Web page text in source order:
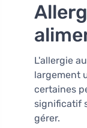
L'allergie
largement
certaines
significatif
gérer.